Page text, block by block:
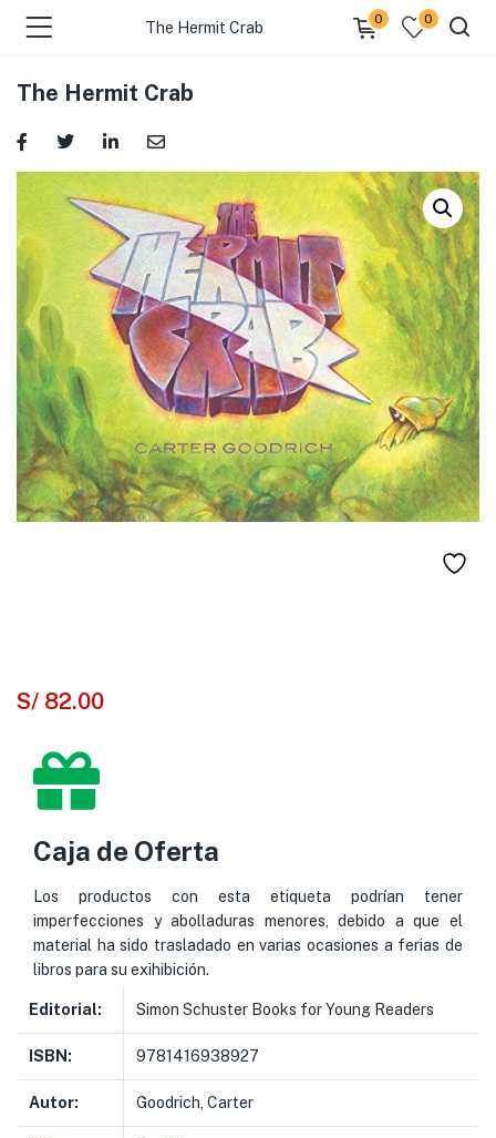
The Hermit Crab
0 0
The Hermit Crab
S/ 82.00
Caja de Oferta
Los productos con esta etiqueta podrían tener
imperfecciones y abolladuras menores, debido a que el
material ha sido trasladado en varias ocasiones a ferias de
libros para su exihibición.
Editorial: Simon Schuster Books for Young Readers
ISBN: 9781416938927
Autor: Goodrich, Carter